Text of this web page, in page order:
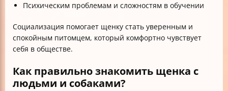
Психическим проблемам и сложностям в обучении
Социализация помогает щенку стать уверенным и
спокойным питомцем, который комфортно чувствует
себя в обществе.
Как правильно знакомить щенка с
людьми и собаками?